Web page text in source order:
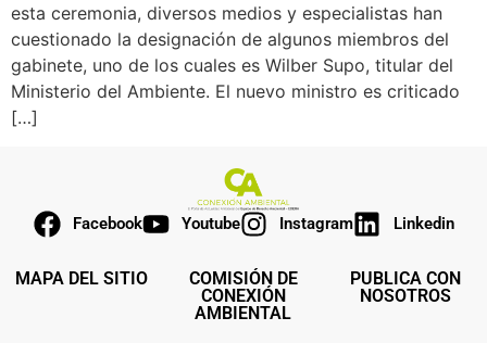
esta ceremonia, diversos medios y especialistas han
cuestionado la designación de algunos miembros del
gabinete, uno de los cuales es Wilber Supo, titular del
Ministerio del Ambiente. El nuevo ministro es criticado
[…]
Facebook Youtube Instagram Linkedin
MAPA DEL SITIO
COMISIÓN DE
CONEXIÓN
AMBIENTAL
PUBLICA CON
NOSOTROS